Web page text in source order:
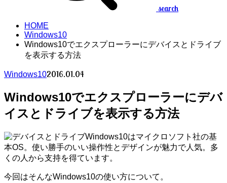
search
HOME
Windows10
Windows10でエクスプローラーにデバイスとドライブ
を表示する方法
Windows102016.01.04
Windows10でエクスプローラーにデバ
イスとドライブを表示する方法
Windows10はマイクロソフト社の基
本OS。使い勝手のいい操作性とデザインが魅力で人気。多
くの人から支持を得ています。
今回はそんなWindows10の使い方について。